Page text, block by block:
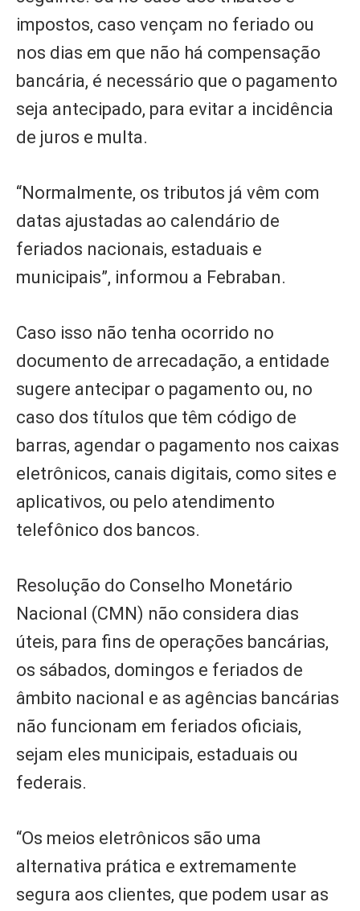
impostos, caso vençam no feriado ou
nos dias em que não há compensação
bancária, é necessário que o pagamento
seja antecipado, para evitar a incidência
de juros e multa.
“Normalmente, os tributos já vêm com
datas ajustadas ao calendário de
feriados nacionais, estaduais e
municipais”, informou a Febraban.
Caso isso não tenha ocorrido no
documento de arrecadação, a entidade
sugere antecipar o pagamento ou, no
caso dos títulos que têm código de
barras, agendar o pagamento nos caixas
eletrônicos, canais digitais, como sites e
aplicativos, ou pelo atendimento
telefônico dos bancos.
Resolução do Conselho Monetário
Nacional (CMN) não considera dias
úteis, para fins de operações bancárias,
os sábados, domingos e feriados de
âmbito nacional e as agências bancárias
não funcionam em feriados oficiais,
sejam eles municipais, estaduais ou
federais.
“Os meios eletrônicos são uma
alternativa prática e extremamente
segura aos clientes, que podem usar as